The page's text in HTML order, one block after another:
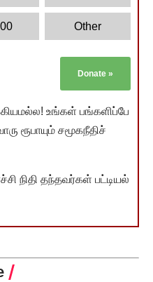
Other
Donate »
உங்கள் பங்களிப்பே
ரூபாயும் சமூகநீதிச்
நிதி தந்தவர்கள் பட்டியல்